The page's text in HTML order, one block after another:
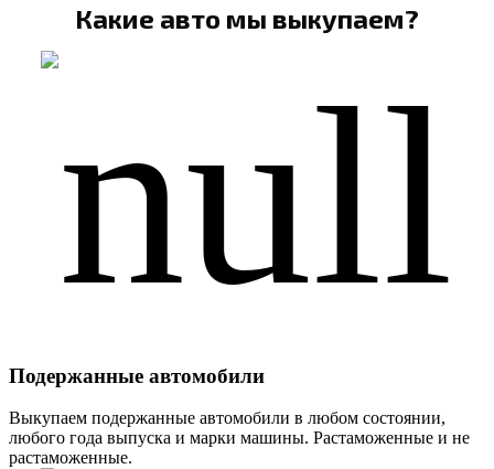
Какие авто мы выкупаем?
Подержанные автомобили
Выкупаем подержанные автомобили в любом состоянии,
любого года выпуска и марки машины. Растаможенные и не
растаможенные.